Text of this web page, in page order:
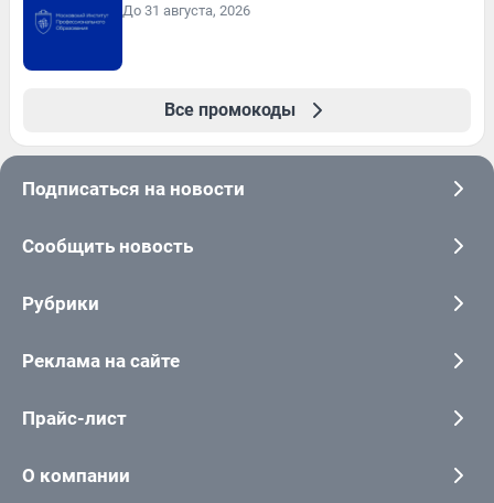
До 31 августа, 2026
Все промокоды
Подписаться на новости
Сообщить новость
Рубрики
Реклама на сайте
Прайс-лист
О компании